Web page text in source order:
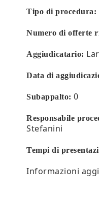
Tipo di procedura:
Numero di offerte
Aggiudicatario:
Data di
Subappalto: 0
Responsabile
Stefanini
Tempi di
Informazioni